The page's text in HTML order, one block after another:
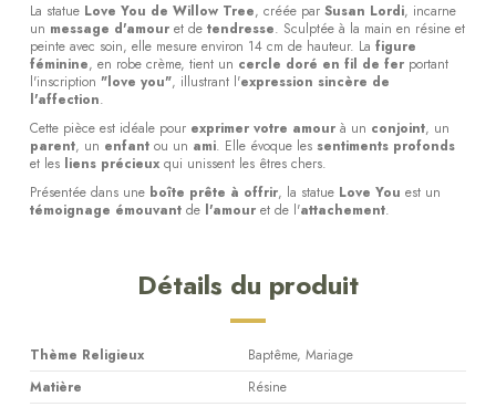
La statue Love You de Willow Tree, créée par Susan Lordi, incarne
un message d'amour et de tendresse. Sculptée à la main en résine et
peinte avec soin, elle mesure environ 14 cm de hauteur. La figure
féminine, en robe crème, tient un cercle doré en fil de fer portant
l'inscription "love you", illustrant l'expression sincère de
l'affection.
Cette pièce est idéale pour exprimer votre amour à un conjoint, un
parent, un enfant ou un ami. Elle évoque les sentiments profonds
et les liens précieux qui unissent les êtres chers.
Présentée dans une boîte prête à offrir, la statue Love You est un
témoignage émouvant de l'amour et de l'attachement.
Détails du produit
Thème Religieux
Baptême, Mariage
Matière
Résine